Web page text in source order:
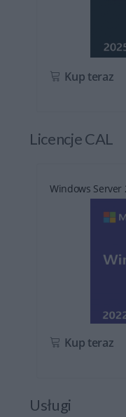
Kup teraz
Licencje CAL
Windows Server
Kup teraz
Usługi